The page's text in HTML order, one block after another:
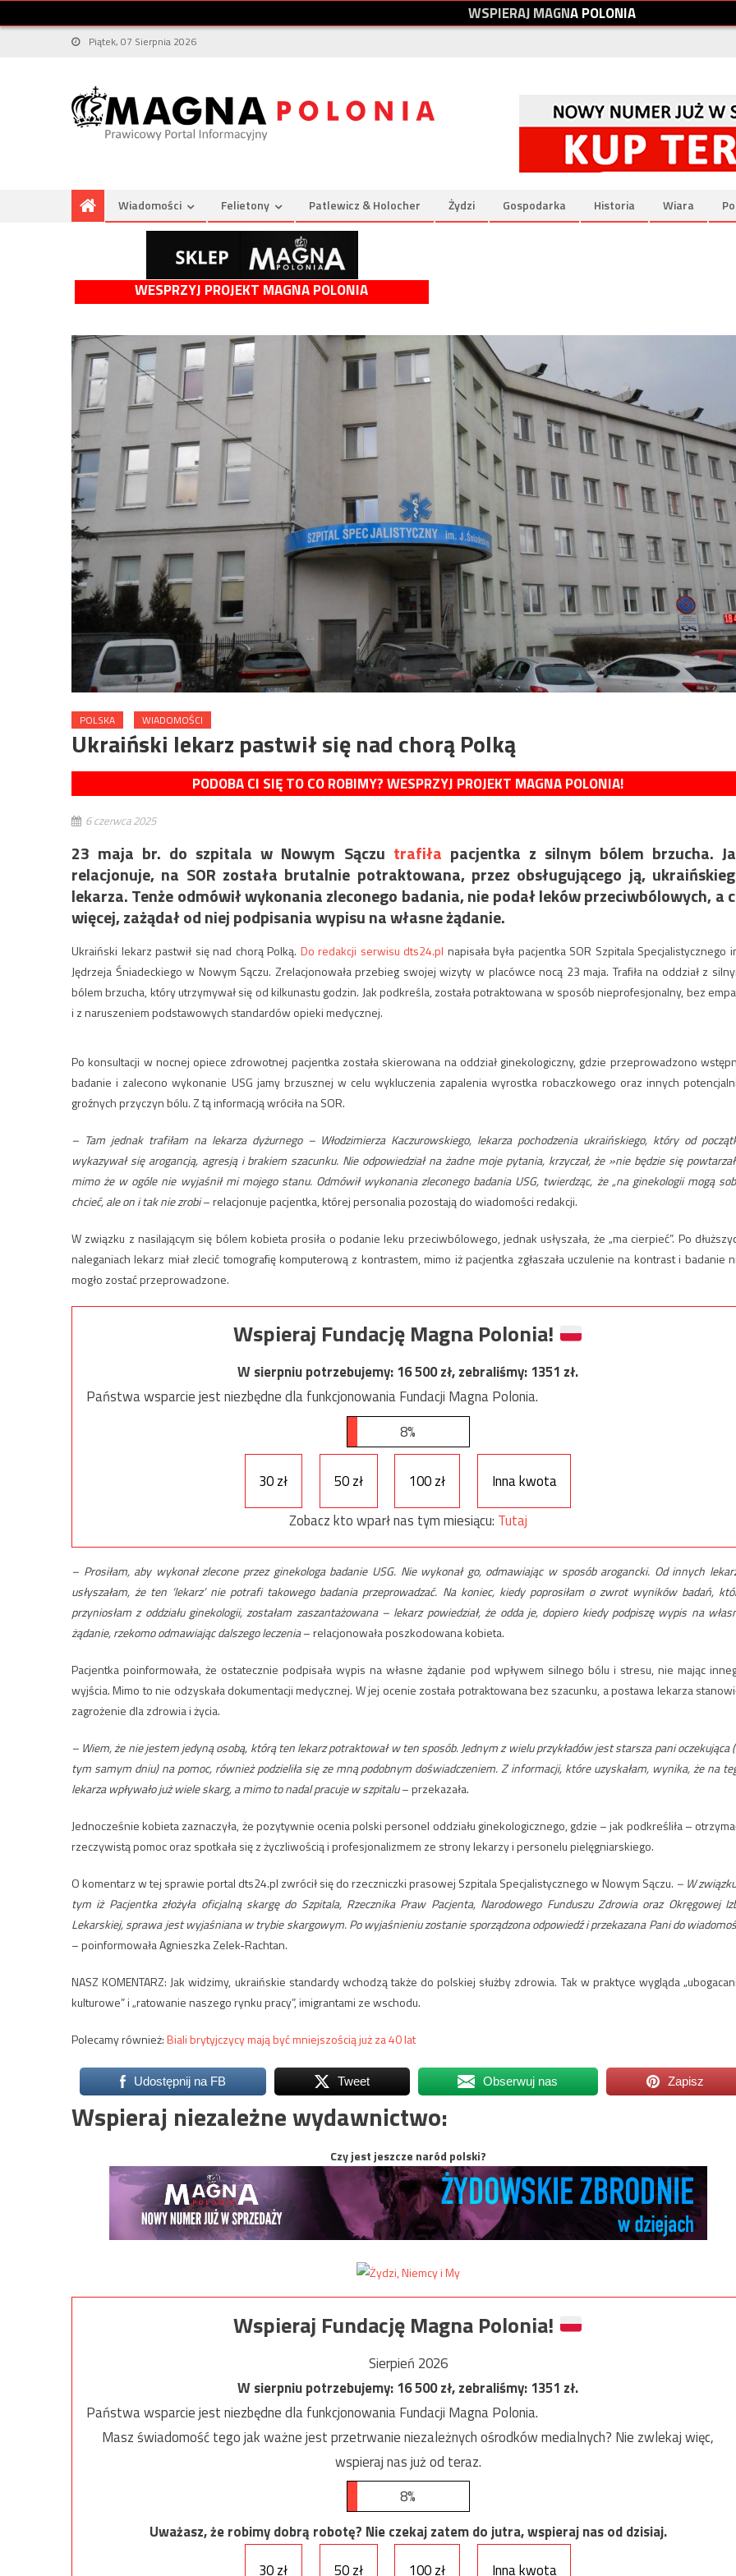
WSPIERAJMAGNAPOLONIA
Piątek, 07 Sierpnia 2026
Wiadomości Felietony Patlewicz & Holocher Żydzi Gospodarka Historia Wiara
WESPRZYJ PROJEKT MAGNA POLONIA
POLSKA WIADOMOŚCI
Ukraiński lekarz pastwił się nad chorą Polką
PODOBA CI SIĘ TO CO ROBIMY? WESPRZYJ PROJEKT MAGNA POLONIA!
6 czerwca 2025
23 maja br. do szpitala w Nowym Sączu trafiła pacjentka z silnym bólem brzucha.
relacjonuje, na SOR została brutalnie potraktowana, przez obsługującego ją,
lekarza. Tenże odmówił wykonania zleconego badania, nie podał leków przeciwbólowych, a
więcej, zażądał od niej podpisania wypisu na własne żądanie.
Ukraiński lekarz pastwił się nad chorą Polką. Do redakcji serwisu dts24.pl napisała była pacjentka SOR Szpitala Specjalistycznego
Jędrzeja Śniadeckiego w Nowym Sączu. Zrelacjonowała przebieg swojej wizyty w placówce nocą 23 maja. Trafiła na oddział z
bólem brzucha, który utrzymywał się od kilkunastu godzin. Jak podkreśla, została potraktowana w sposób nieprofesjonalny, bez
i z naruszeniem podstawowych standardów opieki medycznej.
Po konsultacji w nocnej opiece zdrowotnej pacjentka została skierowana na oddział ginekologiczny, gdzie przeprowadzono
badanie i zalecono wykonanie USG jamy brzusznej w celu wykluczenia zapalenia wyrostka robaczkowego oraz innych
groźnych przyczyn bólu. Z tą informacją wróciła na SOR.
– Tam jednak trafiłam na lekarza dyżurnego – Włodzimierza Kaczurowskiego, lekarza pochodzenia ukraińskiego, który od
wykazywał się arogancją, agresją i brakiem szacunku. Nie odpowiedział na żadne moje pytania, krzyczał, że »nie będzie się
mimo że w ogóle nie wyjaśnił mi mojego stanu. Odmówił wykonania zleconego badania USG, twierdząc, że „na ginekologii mogą
chcieć, ale on i tak nie zrobi– relacjonuje pacjentka, której personalia pozostają do wiadomości redakcji.
W związku z nasilającym się bólem kobieta prosiła o podanie leku przeciwbólowego, jednak usłyszała, że „ma cierpieć”. Po
naleganiach lekarz miał zlecić tomografię komputerową z kontrastem, mimo iż pacjentka zgłaszała uczulenie na kontrast i badanie
mogło zostać przeprowadzone.
Wspieraj Fundację Magna Polonia!
W sierpniu potrzebujemy:16 500zł, zebraliśmy:1351 zł.
Państwa wsparcie jest niezbędne dla funkcjonowania Fundacji Magna Polonia.
8%
30 zł 50 zł 100 zł
Inna kwota
Zobacz kto wparł nas tym miesiącu: Tutaj
– Prosiłam, aby wykonał zlecone przez ginekologa badanie USG. Nie wykonał go, odmawiając w sposób arogancki. Od innych
usłyszałam, że ten ‘lekarz’ nie potrafi takowego badania przeprowadzać. Na koniec, kiedy poprosiłam o zwrot wyników badań,
przyniosłam z oddziału ginekologii, zostałam zaszantażowana – lekarz powiedział, że odda je, dopiero kiedy podpiszę wypis na
żądanie, rzekomo odmawiając dalszego leczenia– relacjonowała poszkodowana kobieta.
Pacjentka poinformowała, że ostatecznie podpisała wypis na własne żądanie pod wpływem silnego bólu i stresu, nie mając
wyjścia. Mimo to nie odzyskała dokumentacji medycznej. W jej ocenie została potraktowana bez szacunku, a postawa lekarza
zagrożenie dla zdrowia i życia.
– Wiem, że nie jestem jedyną osobą, którą ten lekarz potraktował w ten sposób. Jednym z wielu przykładów jest starsza pani oczekująca
tym samym dniu) na pomoc, również podzieliła się ze mną podobnym doświadczeniem. Z informacji, które uzyskałam, wynika, że na
lekarza wpływało już wiele skarg, a mimo to nadal pracuje w szpitalu– przekazała.
Jednocześnie kobieta zaznaczyła, że pozytywnie ocenia polski personel oddziału ginekologicznego, gdzie – jak podkreśliła –
rzeczywistą pomoc oraz spotkała się z życzliwością i profesjonalizmem ze strony lekarzy i personelu pielęgniarskiego.
O komentarz w tej sprawie portal dts24.pl zwrócił się do rzeczniczki prasowej Szpitala Specjalistycznego w Nowym Sączu. – W
tym iż Pacjentka złożyła oficjalną skargę do Szpitala, Rzecznika Praw Pacjenta, Narodowego Funduszu Zdrowia oraz Okręgowej
Lekarskiej, sprawa jest wyjaśniana w trybie skargowym. Po wyjaśnieniu zostanie sporządzona odpowiedź i przekazana Pani do
– poinformowała Agnieszka Zelek-Rachtan.
NASZ KOMENTARZ: Jak widzimy, ukraińskie standardy wchodzą także do polskiej służby zdrowia. Tak w praktyce wygląda
kulturowe” i „ratowanie naszego rynku pracy”, imigrantami ze wschodu.
Polecamy również:Biali brytyjczycy mają być mniejszością już za 40 lat
Udostępnij na FB Tweet Obserwuj nas Zapisz
Wspieraj niezależne wydawnictwo:
Czy jest jeszcze naród polski?
Wspieraj Fundację Magna Polonia!
Sierpień 2026
W sierpniu potrzebujemy:16 500zł, zebraliśmy:1351 zł.
Państwa wsparcie jest niezbędne dla funkcjonowania Fundacji Magna Polonia.
Masz świadomość tego jak ważne jest przetrwanie niezależnych ośrodków medialnych? Nie zwlekaj więc,
wspieraj nas już od teraz.
8%
Uważasz, że robimy dobrą robotę? Nie czekaj zatem do jutra, wspieraj nas od dzisiaj.
30 zł
50 zł 100 zł Inna kwota